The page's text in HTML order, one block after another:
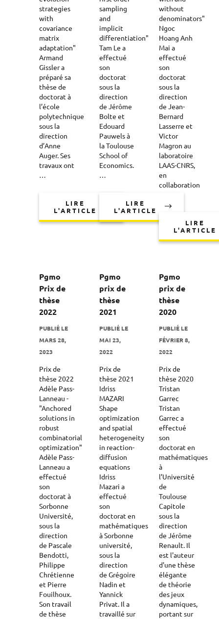
strategies
with
covariance
matrix
adaptation"
Armand
Gissler a
préparé sa
thèse de
doctorat à
l’école
polytechnique
sous la
direction
d’Anne
Auger. Ses
travaux ont
…
LIRE
L'ARTICLE
sampling
and
implicit
differentiation"
Tam Le a
effectué
son
doctorat
sous la
direction
de Jérôme
Bolte et
Edouard
Pauwels à
la Toulouse
School of
Economics.
…
LIRE
L'ARTICLE
without
denominators"
Ngoc
Hoang Anh
Mai a
effectué
son
doctorat
sous la
direction
de Jean-
Bernard
Lasserre et
Victor
Magron au
laboratoire
LAAS-CNRS,
en
collaboration
LIRE
L'ARTICLE
Pgmo
Prix de
thèse
2022
PUBLIÉ LE
MARS 28,
2023
Prix de
thèse 2022
Adèle Pass-
Lanneau -
"Anchored
solutions in
robust
combinatorial
optimization"
Adèle Pass-
Lanneau a
effectué
son
doctorat à
Sorbonne
Université,
sous la
direction
de Pascale
Bendotti,
Philippe
Chrétienne
et Pierre
Fouilhoux.
Son travail
de thèse
Pgmo
prix de
thèse
2021
PUBLIÉ LE
MAI 23,
2022
Prix de
thèse 2021
Idriss
MAZARI
Shape
optimization
and spatial
heterogeneity
in reaction-
diffusion
equations
Idriss
Mazari a
effectué
son
doctorat en
mathématiques
à Sorbonne
université,
sous la
direction
de Grégoire
Nadin et
Yannick
Privat. Il a
travaillé sur
Pgmo
prix de
thèse
2020
PUBLIÉ LE
FÉVRIER 8,
2022
Prix de
thèse 2020
Tristan
Garrec
Tristan
Garrec a
effectué
son
doctorat en
mathématiques
à
l’Université
de
Toulouse
Capitole
sous la
direction
de Jérôme
Renault. Il
est l'auteur
d'une thèse
élégante
de théorie
des jeux
dynamiques,
portant sur